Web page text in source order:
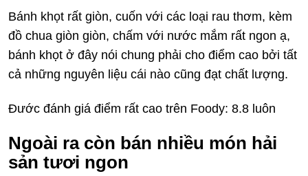
Bánh khọt rất giòn, cuốn với các loại rau thơm, kèm
đồ chua giòn giòn, chấm với nước mắm rất ngon ạ,
bánh khọt ở đây nói chung phải cho điểm cao bởi tất
cả những nguyên liệu cái nào cũng đạt chất lượng.
Đước đánh giá điểm rất cao trên Foody: 8.8 luôn
Ngoài ra còn bán nhiều món hải
sản tươi ngon